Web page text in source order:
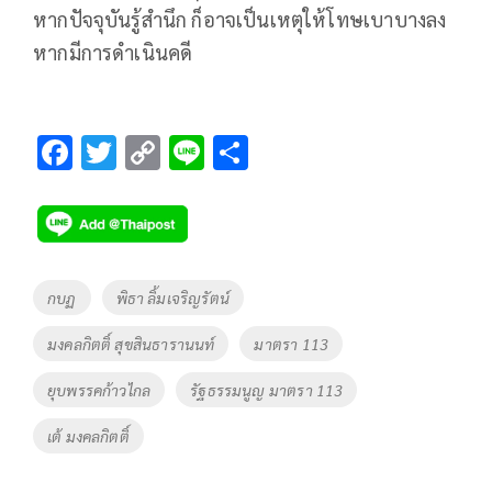
หากปัจจุบันรู้สำนึก ก็อาจเป็นเหตุให้โทษเบาบางลง
หากมีการดำเนินคดี
F
e
b
o
o
k
T
tt
er
C
p
y
Li
k
Li
Tags
กบฏ พิธา ลิ้มเจริญรัตน์
มงคลกิตติ์ สุขสินธารานนท์ มาตรา 113
ยุบพรรคก้าวไกล รัฐธรรมนูญ มาตรา 113
เต้ มงคลกิตติ์